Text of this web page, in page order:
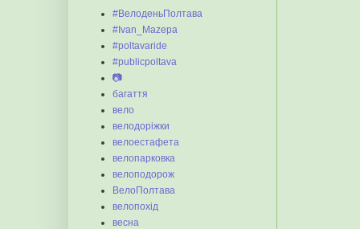
#ВелоденьПолтава
#Ivan_Mazepa
#poltavaride
#publicpoltava
📷
багаття
вело
велодоріжки
велоестафета
велопарковка
велоподорож
ВелоПолтава
велопохід
весна